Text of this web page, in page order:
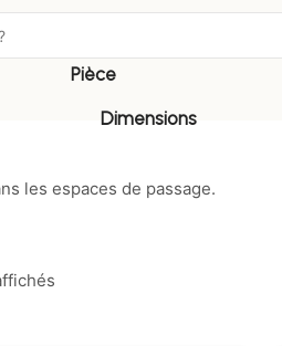
Pièce
Dimensions
les espaces de passage.